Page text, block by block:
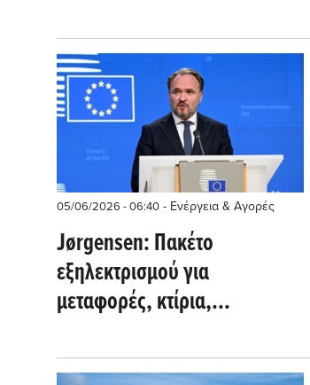
05/06/2026 - 06:40 - Ενέργεια & Αγορές
Jørgensen: Πακέτο
εξηλεκτρισμού για
μεταφορές, κτίρια,
στο ρεύμα και συμφωνία για